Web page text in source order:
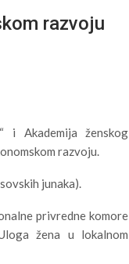
razvoju
i Akademija ženskog
razvoju.
junaka).
privredne komore
žena u lokalnom